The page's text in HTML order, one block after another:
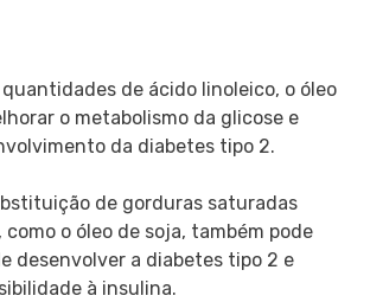
de ácido linoleico, o óleo
o metabolismo da glicose e
da diabetes tipo 2.
de gorduras saturadas
o óleo de soja, também pode
desenvolver a diabetes tipo 2 e
à insulina.